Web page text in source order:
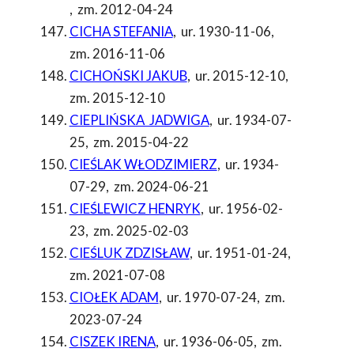
, zm. 2012-04-24
CICHA STEFANIA, ur. 1930-11-06,
zm. 2016-11-06
CICHOŃSKI JAKUB, ur. 2015-12-10,
zm. 2015-12-10
CIEPLIŃSKA JADWIGA, ur. 1934-07-
25, zm. 2015-04-22
CIEŚLAK WŁODZIMIERZ, ur. 1934-
07-29, zm. 2024-06-21
CIEŚLEWICZ HENRYK, ur. 1956-02-
23, zm. 2025-02-03
CIEŚLUK ZDZISŁAW, ur. 1951-01-24,
zm. 2021-07-08
CIOŁEK ADAM, ur. 1970-07-24, zm.
2023-07-24
CISZEK IRENA, ur. 1936-06-05, zm.